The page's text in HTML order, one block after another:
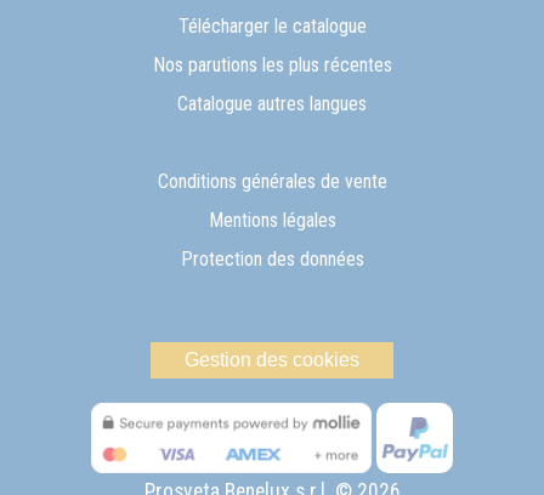
Télécharger le catalogue
Nos parutions les plus récentes
Catalogue autres langues
Conditions générales de vente
Mentions légales
Protection des données
Gestion des cookies